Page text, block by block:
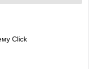
Click